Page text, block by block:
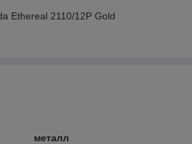
Ethereal 2110/12P Gold
металл